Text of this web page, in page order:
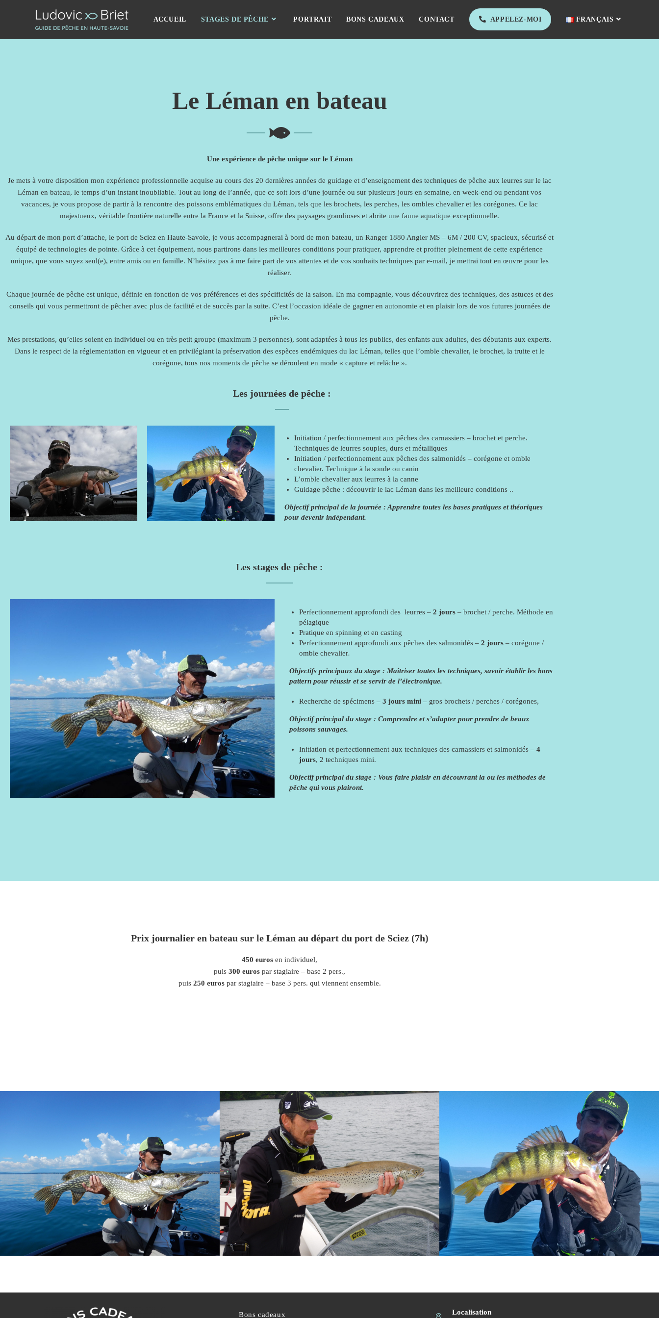
ACCUEIL STAGES DE PÊCHE PORTRAIT BONS CADEAUX CONTACT APPELEZ-MOI FRANÇAIS
Le Léman en bateau
Une expérience de pêche unique sur le Léman
Je mets à votre disposition mon expérience professionnelle acquise au cours des 20 dernières années de guidage et d’enseignement des techniques de pêche aux leurres sur le lac
Léman en bateau, le temps d’un instant inoubliable. Tout au long de l’année, que ce soit lors d’une journée ou sur plusieurs jours en semaine, en week-end ou pendant vos
vacances, je vous propose de partir à la rencontre des poissons emblématiques du Léman, tels que les brochets, les perches, les ombles chevalier et les corégones. Ce lac
majestueux, véritable frontière naturelle entre la France et la Suisse, offre des paysages grandioses et abrite une faune aquatique exceptionnelle.
Au départ de mon port d’attache, le port de Sciez en Haute-Savoie, je vous accompagnerai à bord de mon bateau, un Ranger 1880 Angler MS – 6M / 200 CV, spacieux, sécurisé et
équipé de technologies de pointe. Grâce à cet équipement, nous partirons dans les meilleures conditions pour pratiquer, apprendre et profiter pleinement de cette expérience
unique, que vous soyez seul(e), entre amis ou en famille. N’hésitez pas à me faire part de vos attentes et de vos souhaits techniques par e-mail, je mettrai tout en œuvre pour les
réaliser.
Chaque journée de pêche est unique, définie en fonction de vos préférences et des spécificités de la saison. En ma compagnie, vous découvrirez des techniques, des astuces et des
conseils qui vous permettront de pêcher avec plus de facilité et de succès par la suite. C’est l’occasion idéale de gagner en autonomie et en plaisir lors de vos futures journées de
pêche.
Mes prestations, qu’elles soient en individuel ou en très petit groupe (maximum 3 personnes), sont adaptées à tous les publics, des enfants aux adultes, des débutants aux experts.
Dans le respect de la réglementation en vigueur et en privilégiant la préservation des espèces endémiques du lac Léman, telles que l’omble chevalier, le brochet, la truite et le
corégone, tous nos moments de pêche se déroulent en mode « capture et relâche ».
Les journées de pêche :
Initiation / perfectionnement aux pêches des carnassiers – brochet et perche.
Techniques de leurres souples, durs et métalliques
Initiation / perfectionnement aux pêches des salmonidés – corégone et omble
chevalier. Technique à la sonde ou canin
L’omble chevalier aux leurres à la canne
Guidage pêche : découvrir le lac Léman dans les meilleure conditions ..
Objectif principal de la journée : Apprendre toutes les bases pratiques et théoriques
pour devenir indépendant.
Les stages de pêche :
Perfectionnement approfondi des leurres – 2 jours – brochet / perche. Méthode en
pélagique
Pratique en spinning et en casting
Perfectionnement approfondi aux pêches des salmonidés – 2 jours – corégone /
omble chevalier.
Objectifs principaux du stage : Maîtriser toutes les techniques, savoir établir les bons
pattern pour réussir et se servir de l’électronique.
Recherche de spécimens – 3 jours mini – gros brochets / perches / corégones,
Objectif principal du stage : Comprendre et s’adapter pour prendre de beaux
poissons sauvages.
Initiation et perfectionnement aux techniques des carnassiers et salmonidés – 4
jours, 2 techniques mini.
Objectif principal du stage : Vous faire plaisir en découvrant la ou les méthodes de
pêche qui vous plairont.
Prix journalier en bateau sur le Léman au départ du port de Sciez (7h)
450 euros en individuel,
puis 300 euros par stagiaire – base 2 pers.,
puis 250 eurospar stagiaire – base 3 pers. qui viennent ensemble.
Bons cadeaux Localisation